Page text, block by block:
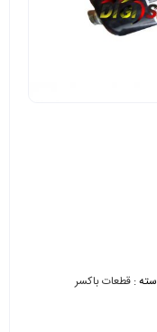
: قطعات باکسر